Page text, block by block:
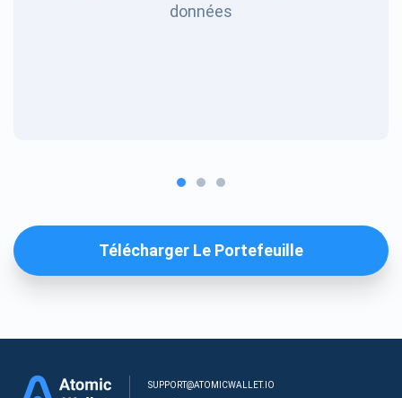
données
Télécharger Le Portefeuille
SUPPORT@ATOMICWALLET.IO